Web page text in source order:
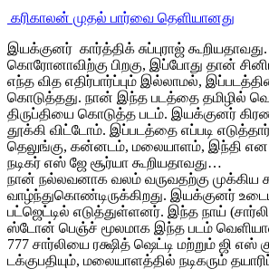
‎ கரிகாலன் முதல் பார்வை தெளியானது
இயக்குனர் கார்த்திக் சுப்புராஜ் கூறியதாவது.
கொரோனாவிற்கு பிறகு, இப்போது தான்
எந்த வித எதிர்பார்ப்பும் இல்லாமல்,
கொடுத்தது. நான் இந்த படத்தை தமிழில்
திருப்தியை கொடுத்த படம். இயக்குனர்
தூக்கி விட்டோம். இப்படத்தை எப்படி
தெலுங்கு, கன்னடம், மலையாளம், இந்தி என
நடிகர் எஸ் ஜே சூர்யா கூறியதாவது…
நான் நல்லவனாக வலம் வருவதற்கு முக்கிய
வாழ்ந்துகொண்டிருக்கிறது. இயக்குனர்
பட்ஜெட்டில் எடுத்துள்ளனர். இந்த நாய்
ஸ்டோன் பெஞ்ச் மூலமாக இந்த படம்
777 சார்லியை ரக்ஷித் ஷெட்டி மற்றும் ஜி
டக்குபதியும், மலையாளத்தில் நடிகரும்